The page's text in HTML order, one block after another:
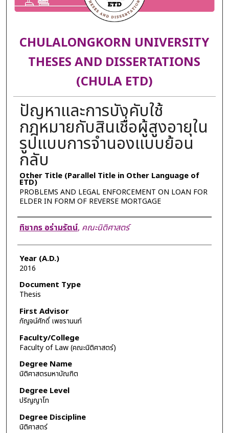
CHULALONGKORN UNIVERSITY
THESES AND DISSERTATIONS
(CHULA ETD)
ปัญหาและการบังคับใช้
กฎหมายกับสินเชื่อผู้สูงอายุใน
รูปแบบการจำนองแบบย้อน
กลับ
Other Title (Parallel Title in Other Language of
ETD)
PROBLEMS AND LEGAL ENFORCEMENT ON LOAN FOR
ELDER IN FORM OF REVERSE MORTGAGE
Author
ทิชากร อร่ามรัตน์, คณะนิติศาสตร์
Year (A.D.)
2016
Document Type
Thesis
First Advisor
กัญจน์ศักดิ์ เพชรานนท์
Faculty/College
Faculty of Law (คณะนิติศาสตร์)
Degree Name
นิติศาสตรมหาบัณฑิต
Degree Level
ปริญญาโท
Degree Discipline
นิติศาสตร์